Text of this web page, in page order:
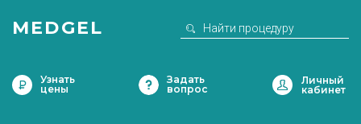
MEDGEL
Узнать
цены
Задать
вопрос